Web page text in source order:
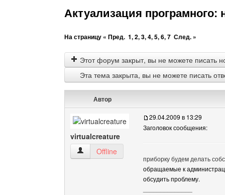
Актуализация
На страницу « Пред. 1,2,3,4,5,6,7 След. »
Этот форум закрыт, вы не можете писать
Эта тема закрыта, вы не можете писать
Автор
virtualcreature
virtualcreature Посмотреть профиль
Offline
29.04.2009 в 13:29
Заголовок сообщения:
приборку будем делать
обращаемые к
обсудить проблему.